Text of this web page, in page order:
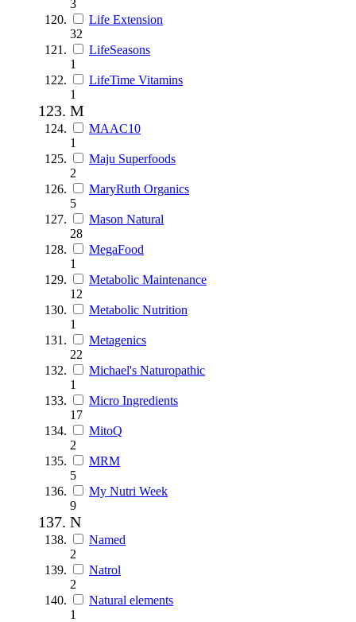
3
Life Extension
32
LifeSeasons
1
LifeTime Vitamins
1
M
MAAC10
1
Maju Superfoods
2
MaryRuth Organics
5
Mason Natural
28
MegaFood
1
Metabolic Maintenance
12
Metabolic Nutrition
1
Metagenics
22
Michael's Naturopathic
1
Micro Ingredients
17
MitoQ
2
MRM
5
My Nutri Week
9
N
Named
2
Natrol
2
Natural elements
1